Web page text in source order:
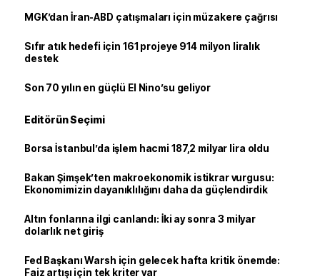
MGK’dan İran-ABD çatışmaları için müzakere çağrısı
Sıfır atık hedefi için 161 projeye 914 milyon liralık
destek
Son 70 yılın en güçlü El Nino’su geliyor
Editörün Seçimi
Borsa İstanbul’da işlem hacmi 187,2 milyar lira oldu
Bakan Şimşek’ten makroekonomik istikrar vurgusu:
Ekonomimizin dayanıklılığını daha da güçlendirdik
Altın fonlarına ilgi canlandı: İki ay sonra 3 milyar
dolarlık net giriş
Fed Başkanı Warsh için gelecek hafta kritik önemde:
Faiz artışı için tek kriter var